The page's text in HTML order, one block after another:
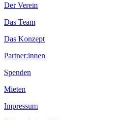
Der Verein
Das Team
Das Konzept
Partner:innen
Spenden
Mieten
Impressum